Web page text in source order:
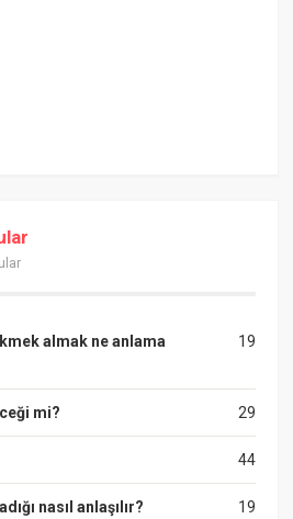
19
almak ne anlama
29
mi?
44
19
nasıl anlaşılır?